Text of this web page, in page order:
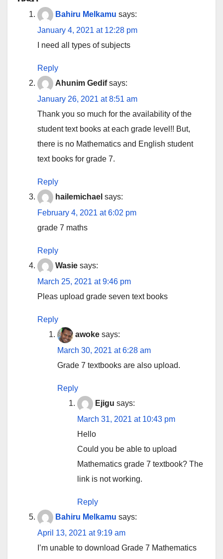
Bahiru Melkamu says:
January 4, 2021 at 12:28 pm
I need all types of subjects
Reply
Ahunim Gedif says:
January 26, 2021 at 8:51 am
Thank you so much for the availability of the
student text books at each grade level!! But,
there is no Mathematics and English student
text books for grade 7.
Reply
hailemichael says:
February 4, 2021 at 6:02 pm
grade 7 maths
Reply
Wasie says:
March 25, 2021 at 9:46 pm
Pleas upload grade seven text books
Reply
awoke says:
March 30, 2021 at 6:28 am
Grade 7 textbooks are also upload.
Reply
Ejigu says:
March 31, 2021 at 10:43 pm
Hello
Could you be able to upload
Mathematics grade 7 textbook? The
link is not working.
Reply
Bahiru Melkamu says:
April 13, 2021 at 9:19 am
I’m unable to download Grade 7 Mathematics